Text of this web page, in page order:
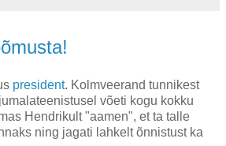
president. Kolmveerand tunnikest
võeti kogu kokku
Hendrikult "aamen", et ta talle
ning jagati lahkelt õnnistust ka